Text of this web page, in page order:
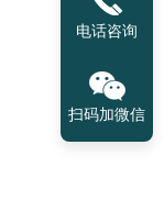
电话咨询
扫码加微信